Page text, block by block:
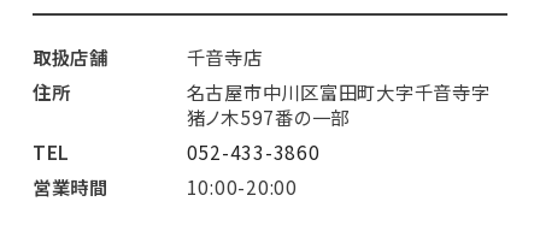
取扱店舗
千音寺店
住所
名古屋市中川区富田町大字千音寺字
猪ノ木597番の一部
TEL
052-433-3860
営業時間
10:00-20:00